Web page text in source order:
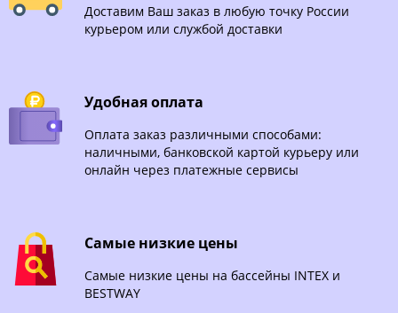
Доставим Ваш заказ в любую точку России
курьером или службой доставки
Удобная оплата
Оплата заказ различными способами:
наличными, банковской картой курьеру или
онлайн через платежные сервисы
Самые низкие цены
Самые низкие цены на бассейны INTEX и
BESTWAY